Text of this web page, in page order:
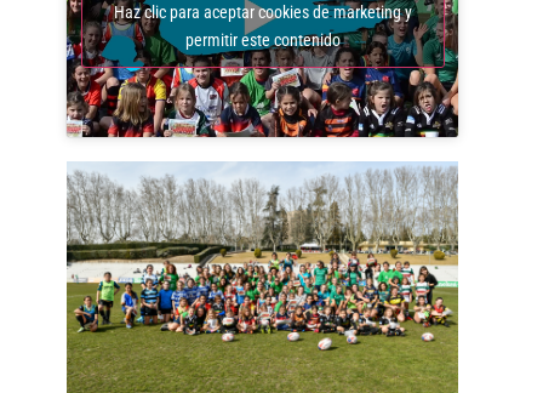
Haz clic para aceptar cookies de marketing y
permitir este contenido